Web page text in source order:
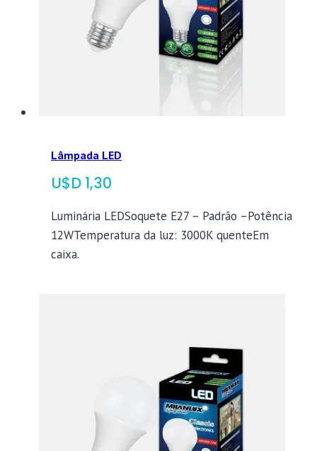
Lâmpada LED
$ 1,30
Luminária LEDSoquete E27 – Padrão –Potência
12WTemperatura da luz: 3000K quenteEm
caixa.